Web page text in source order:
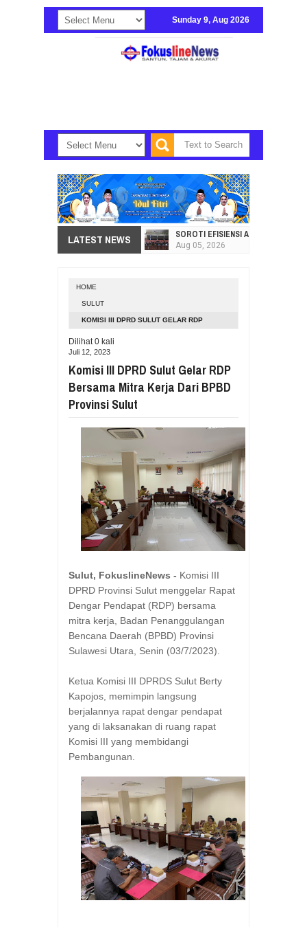
Sunday 9, Aug 2026
LATEST NEWS SOROTI EFISIENSI APBD, DPRD
Aug 05, 2026
GUBERNUR YULIUS BAWAKAN
Aug 05, 2026
GERAK CEPAT PEMPROV SULUT
RESES IRENE GOLDA PINONTOAN
Aug 04, 2026
RESES II DPRD SULUT, ROYKE
Aug 03, 2026
RESES II 2026, EUGENIE MANTIRI
Aug 03, 2026
HOME
SULUT
KOMISI III DPRD SULUT GELAR RDP
PROVINSI SULUT
Dilihat0 kali
Juli 12, 2023
Komisi III DPRD Sulut Gelar RDP
Bersama Mitra Kerja Dari BPBD
Provinsi Sulut
Sulut, FokuslineNews - Komisi III
DPRD Provinsi Sulut menggelar Rapat
Dengar Pendapat (RDP) bersama
mitra kerja, Badan Penanggulangan
Bencana Daerah (BPBD) Provinsi
Sulawesi Utara, Senin (03/7/2023).
Ketua Komisi III DPRDS Sulut Berty
Kapojos, memimpin langsung
berjalannya rapat dengar pendapat
yang di laksanakan di ruang rapat
Komisi III yang membidangi
Pembangunan.